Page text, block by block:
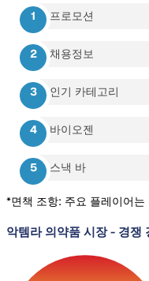
프로모션
채용정보
인기 카테고리
바이오젠
스낵 바
*면책 조항: 주요 플레이어
악템라 의약품 시장- 경쟁